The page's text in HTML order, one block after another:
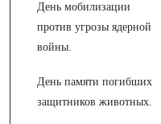
День мобилизации
против угрозы ядерной
войны.
День памяти погибших
защитников животных.